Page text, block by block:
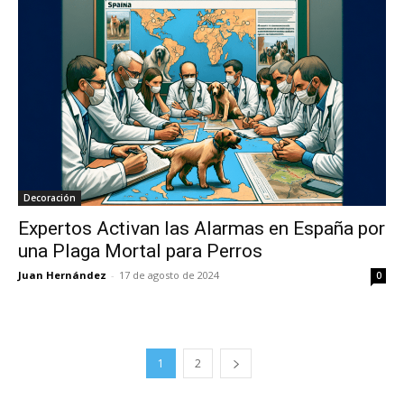
Decoración
Expertos Activan las Alarmas en España por
una Plaga Mortal para Perros
Juan Hernández - 17 de agosto de 2024 0
1 2